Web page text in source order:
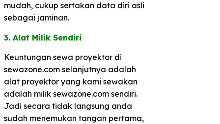
mudah, cukup sertakan data diri asli
sebagai jaminan.
3. Alat Milik Sendiri​
Keuntungan sewa proyektor di
sewazone.com selanjutnya adalah
alat proyektor yang kami sewakan
adalah milik sewazone.com sendiri.
Jadi secara tidak langsung anda
sudah menemukan tangan pertama,